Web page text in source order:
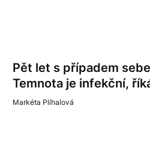
Pět let s případem
Temnota je infekční,
Markéta Plíhalová